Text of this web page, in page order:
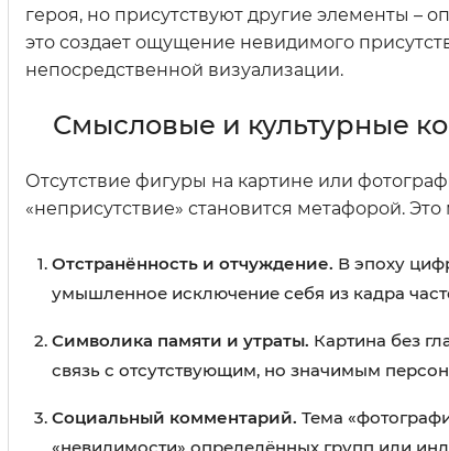
героя, но присутствуют другие элементы –
это создает ощущение невидимого
непосредственной визуализации.
Смысловые и культурные
Отсутствие фигуры на картине или
«неприсутствие» становится метафорой.
Отстранённость и отчуждение. В эпоху
умышленное исключение себя из кадра
Символика памяти и утраты. Картина без
связь с отсутствующим, но значимым
Социальный комментарий. Тема